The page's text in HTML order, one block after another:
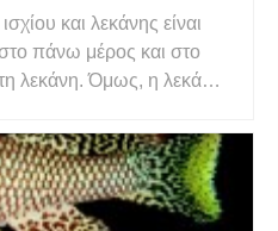
και λεκάνης είναι
στο πάνω μέρος και στο
λεκάνη. Όμως, η λεκάνη
άρθρωση του
μια άρθρωση μεταξύ της